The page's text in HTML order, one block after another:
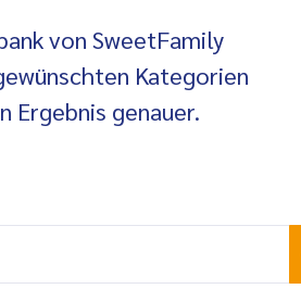
von SweetFamily
Kategorien
Ergebnis genauer.